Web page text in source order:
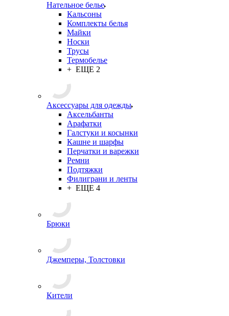
Нательное белье
Кальсоны
Комплекты белья
Майки
Носки
Трусы
Термобелье
+ ЕЩЕ 2
Аксессуары для одежды
Аксельбанты
Арафатки
Галстуки и косынки
Кашне и шарфы
Перчатки и варежки
Ремни
Подтяжки
Филиграни и ленты
+ ЕЩЕ 4
Брюки
Джемперы, Толстовки
Кители